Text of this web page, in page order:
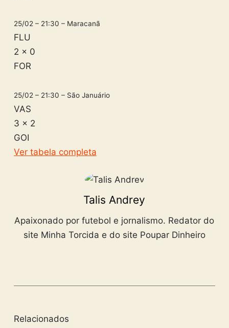
25/02 – 21:30 – Maracanã
FLU
2 x 0
FOR
25/02 – 21:30 – São Januário
VAS
3 x 2
GOI
Ver tabela completa
Talis Andrey
Apaixonado por futebol e jornalismo. Redator do
site Minha Torcida e do site Poupar Dinheiro
Relacionados